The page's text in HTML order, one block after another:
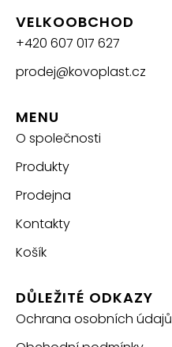
VELKOOBCHOD
+420 607 017 627
prodej@kovoplast.cz
MENU
O společnosti
Produkty
Prodejna
Kontakty
Košík
DŮLEŽITÉ ODKAZY
Ochrana osobních údajů